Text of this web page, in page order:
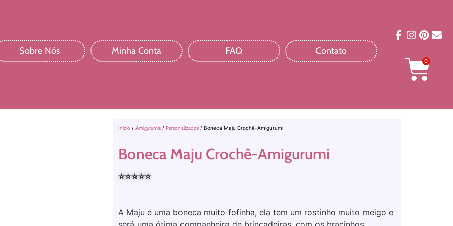
Sobre Nós Minha Conta FAQ Contato
0
Início / Amigurumis / Personalizados / Boneca Maju Crochê-Amigurumi
Boneca Maju Crochê-Amigurumi
⭐️⭐️⭐️⭐️⭐️
A Maju é uma boneca muito fofinha, ela tem um rostinho muito meigo e